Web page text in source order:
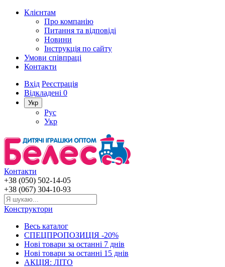
Клієнтам
Про компанію
Питання та відповіді
Новини
Інструкція по сайту
Умови співпраці
Контакти
Вхід Реєстрація
Відкладені 0
Укр
Рус
Укр
Контакти
+38 (050) 502-14-05
+38 (067) 304-10-93
Конструктори
Весь каталог
СПЕЦПРОПОЗИЦІЯ -20%
Нові товари за останнi 7 днiв
Нові товари за останнi 15 днiв
АКЦІЯ: ЛІТО